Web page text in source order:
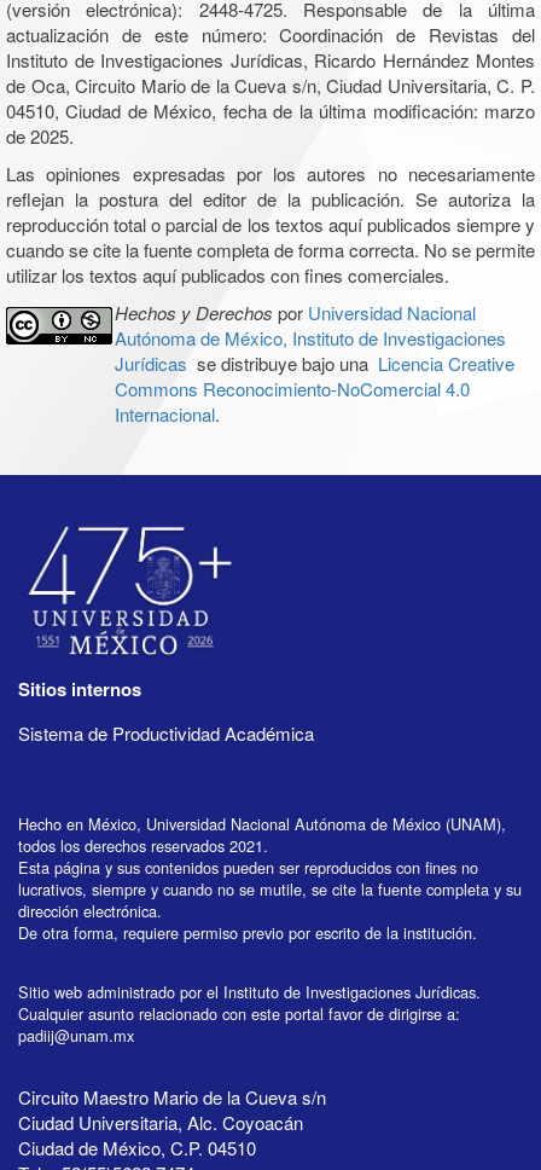
(versión electrónica): 2448-4725. Responsable de la última
actualización de este número: Coordinación de Revistas del
Instituto de Investigaciones Jurídicas, Ricardo Hernández Montes
de Oca, Circuito Mario de la Cueva s/n, Ciudad Universitaria, C. P.
04510, Ciudad de México, fecha de la última modificación: marzo
de 2025.
Las opiniones expresadas por los autores no necesariamente
reflejan la postura del editor de la publicación. Se autoriza la
reproducción total o parcial de los textos aquí publicados siempre y
cuando se cite la fuente completa de forma correcta. No se permite
utilizar los textos aquí publicados con fines comerciales.
Hechos y Derechos por Universidad Nacional
Autónoma de México, Instituto de Investigaciones
Jurídicas se distribuye bajo una Licencia Creative
Commons Reconocimiento-NoComercial 4.0
Internacional.
Sitios internos
Sistema de Productividad Académica
Hecho en México, Universidad Nacional Autónoma de México (UNAM),
todos los derechos reservados 2021.
Esta página y sus contenidos pueden ser reproducidos con fines no
lucrativos, siempre y cuando no se mutile, se cite la fuente completa y su
dirección electrónica.
De otra forma, requiere permiso previo por escrito de la institución.
Sitio web administrado por el Instituto de Investigaciones Jurídicas.
Cualquier asunto relacionado con este portal favor de dirigirse a:
padiij@unam.mx
Circuito Maestro Mario de la Cueva s/n
Ciudad Universitaria, Alc. Coyoacán
Ciudad de México, C.P. 04510